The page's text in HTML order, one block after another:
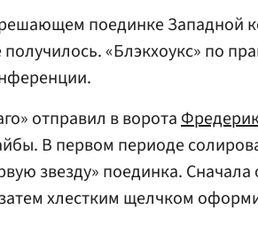
поединке Западной
«Блэкхоукс» по
отправил в ворота
В первом периоде
звезду» поединка. Сначала
хлестким щелчком